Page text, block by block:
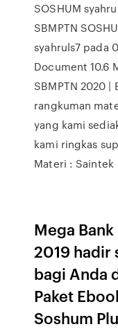
SOSHUM
SBMPTN
syahruls7 pada
Document 10.6
SBMPTN 2020 |
rangkuman
yang kami
kami ringkas
Materi : Saintek
Mega Bank
2019 hadir
bagi Anda
Paket
Soshum